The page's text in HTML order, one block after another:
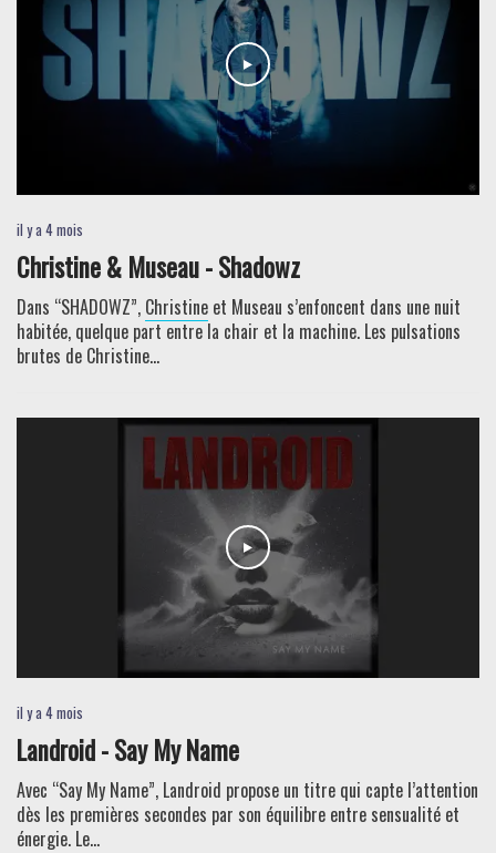
il y a 4 mois
Christine & Museau - Shadowz
Dans “SHADOWZ”, Christine et Museau s’enfoncent dans une nuit
habitée, quelque part entre la chair et la machine. Les pulsations
brutes de Christine...
il y a 4 mois
Landroid - Say My Name
Avec “Say My Name”, Landroid propose un titre qui capte l’attention
dès les premières secondes par son équilibre entre sensualité et
énergie. Le...